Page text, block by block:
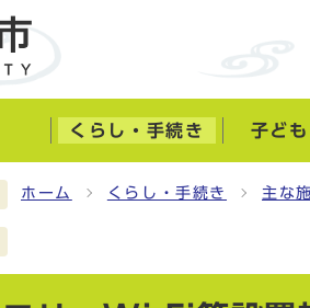
くらし・手続き 子ど
ホーム くらし・手続き 主な